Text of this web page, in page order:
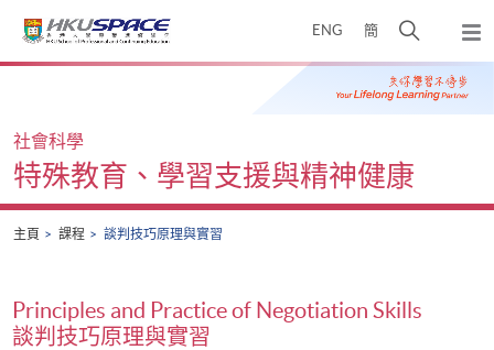
ENG 簡
開
搜
尋
彈
出
主
Main
社會科學
特殊教育、學習支援與精神健康
主頁 課程 談判技巧原理與實習
Principles and Practice of Negotiation Skills
談判技巧原理與實習